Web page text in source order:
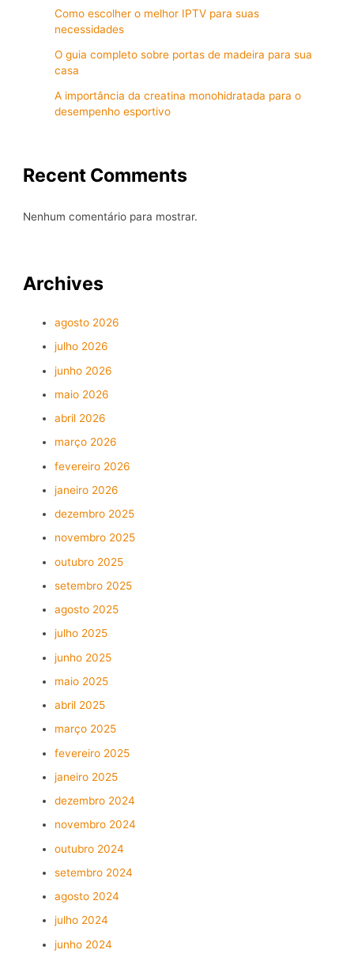
Como escolher o melhor IPTV para suas
necessidades
O guia completo sobre portas de madeira para sua
casa
A importância da creatina monohidratada para o
desempenho esportivo
Recent Comments
Nenhum comentário para mostrar.
Archives
agosto 2026
julho 2026
junho 2026
maio 2026
abril 2026
março 2026
fevereiro 2026
janeiro 2026
dezembro 2025
novembro 2025
outubro 2025
setembro 2025
agosto 2025
julho 2025
junho 2025
maio 2025
abril 2025
março 2025
fevereiro 2025
janeiro 2025
dezembro 2024
novembro 2024
outubro 2024
setembro 2024
agosto 2024
julho 2024
junho 2024